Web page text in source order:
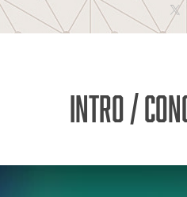
Intro /